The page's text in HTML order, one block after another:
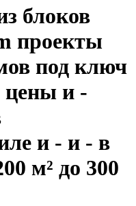
блоков
проекты
под ключ
цены и -
и - и - в
м² до 300